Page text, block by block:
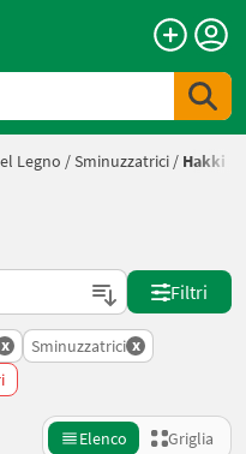
Legno /Sminuzzatrici / Hakki
Filtri
Legno
x Sminuzzatrici x
Elenco Griglia